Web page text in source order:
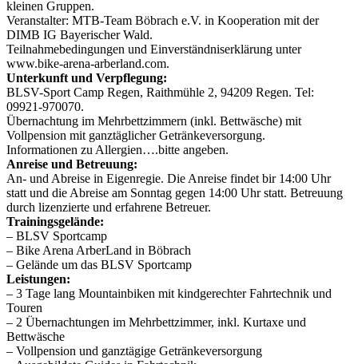
kleinen Gruppen.
Veranstalter: MTB-Team Böbrach e.V. in Kooperation mit der
DIMB IG Bayerischer Wald.
Teilnahmebedingungen und Einverständniserklärung unter
www.bike-arena-arberland.com.
Unterkunft und Verpflegung:
BLSV-Sport Camp Regen, Raithmühle 2, 94209 Regen. Tel:
09921-970070.
Übernachtung im Mehrbettzimmern (inkl. Bettwäsche) mit
Vollpension mit ganztäglicher Getränkeversorgung.
Informationen zu Allergien….bitte angeben.
Anreise und Betreuung:
An- und Abreise in Eigenregie. Die Anreise findet bir 14:00 Uhr
statt und die Abreise am Sonntag gegen 14:00 Uhr statt. Betreuung
durch lizenzierte und erfahrene Betreuer.
Trainingsgelände:
– BLSV Sportcamp
– Bike Arena ArberLand in Böbrach
– Gelände um das BLSV Sportcamp
Leistungen:
– 3 Tage lang Mountainbiken mit kindgerechter Fahrtechnik und
Touren
– 2 Übernachtungen im Mehrbettzimmer, inkl. Kurtaxe und
Bettwäsche
– Vollpension und ganztägige Getränkeversorgung